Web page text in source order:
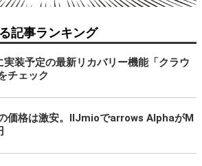
記事ランキング
装予定の最新リカバリー機能「クラウ
チェック
価格は激安。IIJmioでarrows AlphaがM